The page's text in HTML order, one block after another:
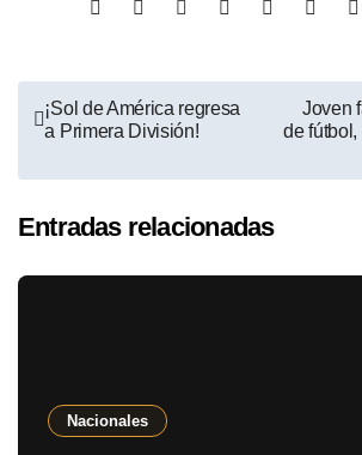
¡Sol de América regresa
a Primera División!
Joven
de fútbol,
Entradas relacionadas
Nacionales